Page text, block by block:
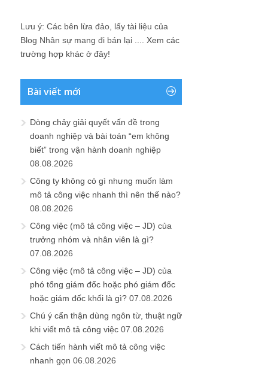
Lưu ý: Các bên lừa đảo, lấy tài liệu của
Blog Nhân sự mang đi bán lại .... Xem các
trường hợp khác ở đây!
Bài viết mới
Dòng chảy giải quyết vấn đề trong
doanh nghiệp và bài toán “em không
biết” trong vận hành doanh nghiệp
08.08.2026
Công ty không có gì nhưng muốn làm
mô tả công việc nhanh thì nên thế nào?
08.08.2026
Công việc (mô tả công việc – JD) của
trưởng nhóm và nhân viên là gì?
07.08.2026
Công việc (mô tả công việc – JD) của
phó tổng giám đốc hoặc phó giám đốc
hoặc giám đốc khối là gì? 07.08.2026
Chú ý cẩn thận dùng ngôn từ, thuật ngữ
khi viết mô tả công việc 07.08.2026
Cách tiến hành viết mô tả công việc
nhanh gọn 06.08.2026